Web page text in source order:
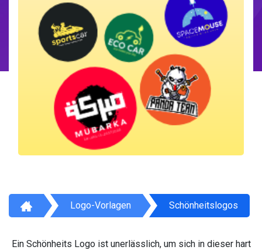
Logo-Vorlagen Schönheitslogos
Ein Schönheits Logo ist unerlässlich, um sich in dieser hart